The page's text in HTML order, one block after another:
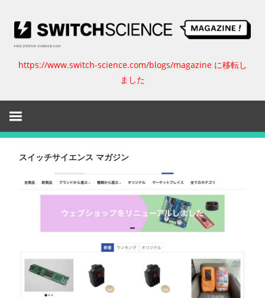
ッ
ス
イ
ッ
サ
イ
エ
ン
https://www.switch-science.com/blogs/magazine に移転し
ました
スイッチサイエンス マガジン